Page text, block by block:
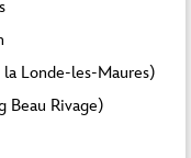
la Londe-les-Maures)
Beau Rivage)